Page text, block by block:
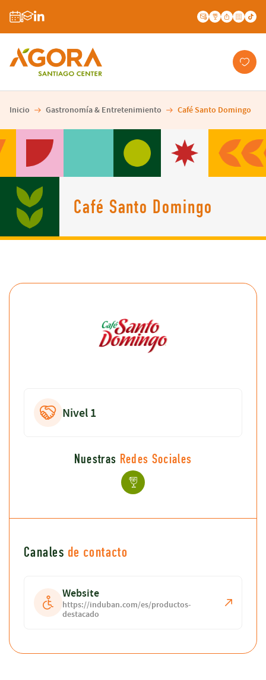
Inicio Gastronomía & Entretenimiento Café Santo Domingo
Café Santo Domingo
Nivel 1
Nuestras Redes Sociales
Canales de contacto
Website
https://induban.com/es/productos-
destacado